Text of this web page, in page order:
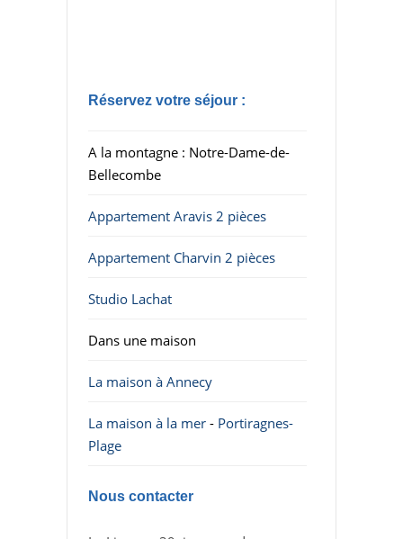
Réservez votre séjour :
A la montagne : Notre-Dame-de-
Bellecombe
Appartement Aravis 2 pièces
Appartement Charvin 2 pièces
Studio Lachat
Dans une maison
La maison à Annecy
La maison à la mer - Portiragnes-
Plage
Nous contacter